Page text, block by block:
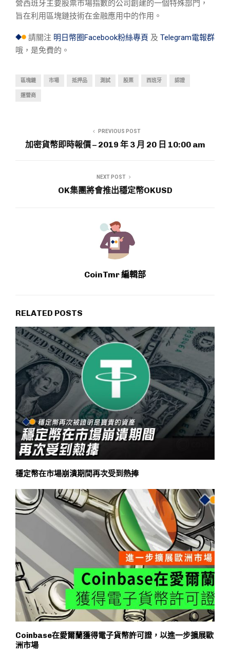
營西班牙主要股票市場指數的公司創建的一個特殊部門，
旨在利用區塊鏈技術在金融應用中的作用。
請關注 明日幣圈Facebook粉絲專頁 及 Telegram電報群
哦，是免費的。
區塊鏈 市場 抵押品 測試 股票 西班牙 認證
運營商
PREVIOUS POST
加密貨幣即時報價 – 2019 年 3 月 20 日 10:00 am
NEXT POST
OK集團將會推出穩定幣OKUSD
CoinTmr 編輯部
RELATED POSTS
穩定幣在市場崩潰期間再次受到熱捧
Coinbase在愛爾蘭獲得電子貨幣許可證，以進一步擴展歐
洲市場